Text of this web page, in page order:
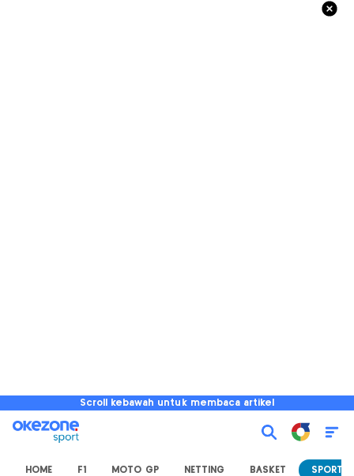
Scroll kebawah untuk membaca artikel
HOME F1 MOTO GP NETTING BASKET SPORT